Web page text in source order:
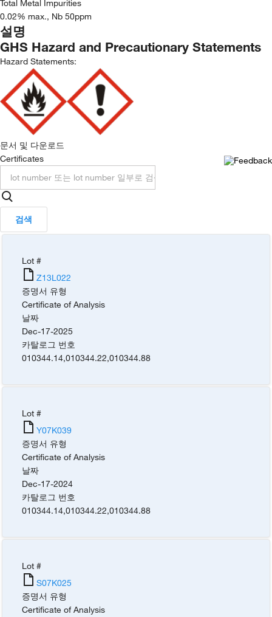
Total Metal Impurities
0.02% max., Nb 50ppm
설명
GHS Hazard and Precautionary Statements
Hazard Statements:
문서 및 다운로드
Certificates
검색
Lot #
Z13L022
증명서 유형
Certificate of Analysis
날짜
Dec-17-2025
카탈로그 번호
010344.14,010344.22,010344.88
Lot #
Y07K039
증명서 유형
Certificate of Analysis
날짜
Dec-17-2024
카탈로그 번호
010344.14,010344.22,010344.88
Lot #
S07K025
증명서 유형
Certificate of Analysis